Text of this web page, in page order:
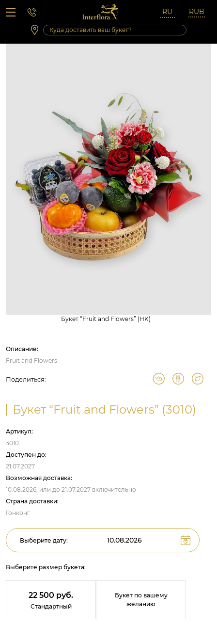
Вопросы-ответы
Сб 10:00 ‐ 14:00
Выходные и праздничные дни
Букет “Fruit and Flowers” (HK)
Описание:
Fruit and Flowers
Поделиться:
Букет “Fruit and Flowers” (3010)
Артикул:
3010
Доступен до:
21.07.2027
Возможная доставка:
10.08.2026, или до 21.07.2027 включительно
Страна доставки:
Гонконг
Выберите дату:
Выберите размер букета:
22 500 руб.
Стандартный
Букет по вашему
желанию